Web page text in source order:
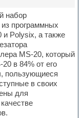
набор
программных
и Polysix, а также
MS-20, который
в 84% от его
пользующиеся
в своих
для